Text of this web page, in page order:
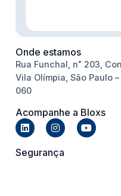
Onde estamos
Rua Funchal, n˚ 203,
Vila Olímpia, São Paulo –
060
Acompanhe a Bloxs
Segurança